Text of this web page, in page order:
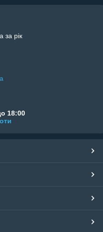
за рік
18:00